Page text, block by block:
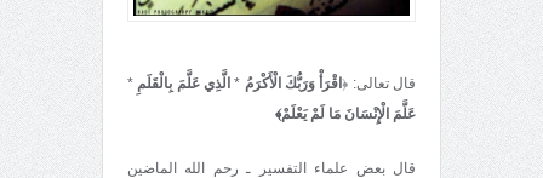
قال تعالى: ﴿اقْرَأْ وَرَبُّكَ الْأَكْرَمُ *الَّذِي عَلَّمَ بِالْقَلَمِ *
عَلَّمَ الْإِنْسَانَ مَا لَمْ يَعْلَمْ﴾
قال بعض علماء التفسير ـ رحم الله الماضين